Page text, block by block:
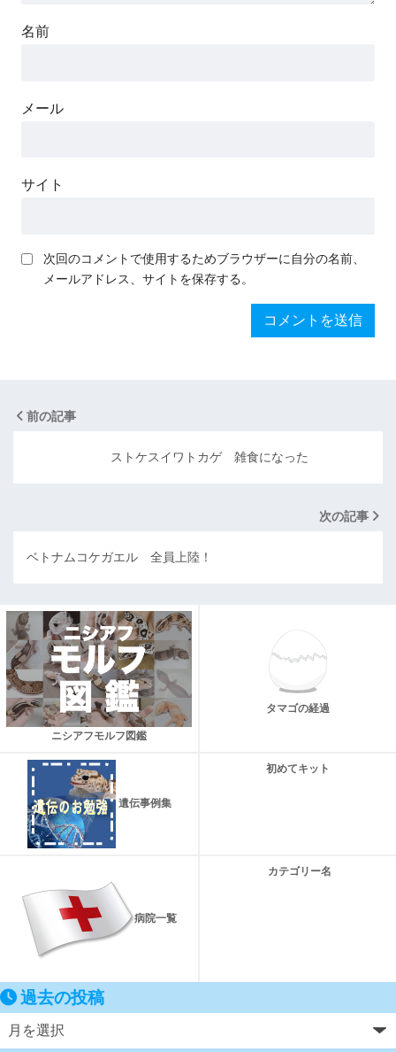
名前
メール
サイト
次回のコメントで使用するためブラウザーに自分の名前、
メールアドレス、サイトを保存する。
前の記事
ストケスイワトカゲ 雑食になった
次の記事
ベトナムコケガエル 全員上陸！
ニシアフモルフ図鑑
タマゴの経過
遺伝事例集
初めてキット
病院一覧
カテゴリー名
過去の投稿